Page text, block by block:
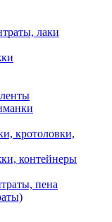
лаки
кротоловки,
контейнеры
пена